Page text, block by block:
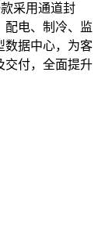
采用通道封
配电、制冷、监
数据中心，为客
交付，全面提升